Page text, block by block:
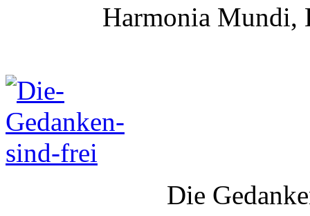
Harmonia Mundi,
Die